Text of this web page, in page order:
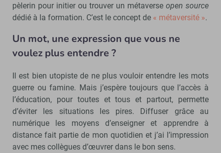
pèlerin pour initier ou trouver un métaverse open source
dédié à la formation. C’est le concept de « métaversité ».
Un mot, une expression que vous ne
voulez plus entendre ?
Il est bien utopiste de ne plus vouloir entendre les mots
guerre ou famine. Mais j’espère toujours que l’accès à
l’éducation, pour toutes et tous et partout, permette
d’éviter les situations les pires. Diffuser grâce au
numérique les moyens d’enseigner et apprendre à
distance fait partie de mon quotidien et j’ai l’impression
avec mes collègues d’œuvrer dans le bon sens.